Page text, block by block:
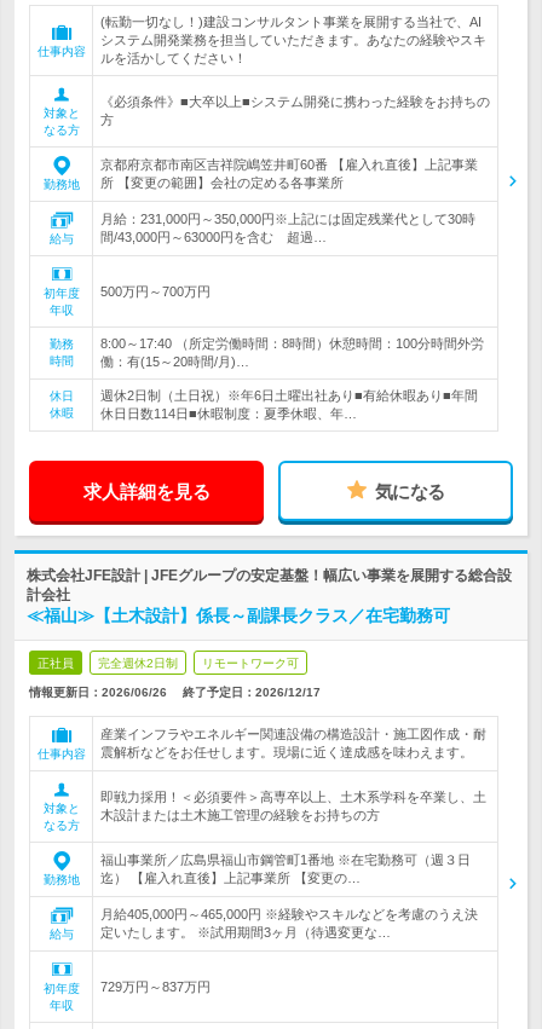
仕事内容
(転勤一切なし！)建設コンサルタント事業を展開する当社で、AI
システム開発業務を担当していただきます。あなたの経験やスキ
ルを活かしてください！
対象と
なる方
《必須条件》■大卒以上■システム開発に携わった経験をお持ちの
方
勤務地
京都府京都市南区吉祥院嶋笠井町60番 【雇入れ直後】上記事業
所 【変更の範囲】会社の定める各事業所
給与
月給：231,000円～350,000円※上記には固定残業代として30時
間/43,000円～63000円を含む 超過…
初年度
年収
500万円～700万円
勤務
時間
8:00～17:40 （所定労働時間：8時間）休憩時間：100分時間外労
働：有(15～20時間/月)…
休日
休暇
週休2日制（土日祝）※年6日土曜出社あり■有給休暇あり■年間
休日日数114日■休暇制度：夏季休暇、年…
求人詳細を見る 気になる
株式会社JFE設計 | JFEグループの安定基盤！幅広い事業を展開する総合設
計会社
≪福山≫【土木設計】係長～副課長クラス／在宅勤務可
正社員 完全週休2日制 リモートワーク可
情報更新日：2026/06/26 終了予定日： 2026/12/17
仕事内容
産業インフラやエネルギー関連設備の構造設計・施工図作成・耐
震解析などをお任せします。現場に近く達成感を味わえます。
対象と
なる方
即戦力採用！＜必須要件＞高専卒以上、土木系学科を卒業し、土
木設計または土木施工管理の経験をお持ちの方
勤務地
福山事業所／広島県福山市鋼管町1番地 ※在宅勤務可（週３日
迄） 【雇入れ直後】上記事業所 【変更の…
給与
月給405,000円～465,000円 ※経験やスキルなどを考慮のうえ決
定いたします。 ※試用期間3ヶ月（待遇変更な…
初年度
年収
729万円～837万円